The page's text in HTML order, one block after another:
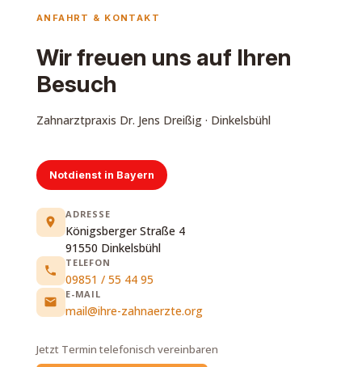
ANFAHRT & KONTAKT
Wir freuen uns auf Ihren
Besuch
Zahnarztpraxis Dr. Jens Dreißig · Dinkelsbühl
Notdienst in Bayern
ADRESSE
Königsberger Straße 4
91550 Dinkelsbühl
TELEFON
09851 / 55 44 95
E-MAIL
mail@ihre-zahnaerzte.org
Jetzt Termin telefonisch vereinbaren